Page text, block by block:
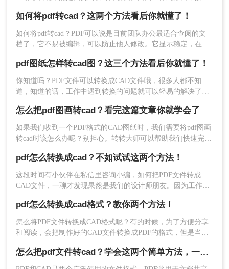
PDF文件。
始转换哦，如果转换的文件较多，可以选择添加文
件夹，批量将文件添加进去。
进行修改，那就需要把PDF转成CAD再进行相应的操作才行。
那么怎么将pdf转换成cad呢，下面就来分享给大家两个简单转
换的方法吧~
如何将pdf转cad？这两个方法看后你就懂了！
如何将pdf转cad？PDF可以说是目前团队办公最适合查阅的文
档了，它不易被编辑，可以防止他人修改。它显示稳定，在多
阅。有时候我们收到CAD图纸的PDF文档，查阅后想转换回去
进行修改，怎么办呢？有没有什么办法可以将PDF转成CAD
呢？今天教大家两个方法！
pdf图纸怎样转cad图？这三个方法看后你就懂了！
你知道吗？PDF文件可以转换成CAD文件哦，很多人都不知
道，知道的话，工作中遇到转换的问题就可以轻易的解决了，
还不知道的话，那么就要收藏一下了，因为很有可能你以后会
用到，下面就来分享pdf转cad的操作方法。
怎么把pdf图画转cad？看完这篇文章你就学会了
如果我们收到一个PDF格式的CAD图纸时，我们需要将pdf图画
转cad时该怎么办呢？别担心。转转大师可以帮助我们快速完成
呢？下面就来看看吧。
pdf怎么转换成cad？不如试试这两个方法！
这段时间有小伙伴在私信里咨询小编，如何把PDF文件转成
CAD文件，一聊才发现果然是我们的设计师朋友。因为工作的
图纸的内容进行修改，那就需要把PDF转成CAD再进行相应的
操作才行。
pdf怎么转换成cad格式？教你两个方法！
怎么将PDF文件转换成CAD格式呢？有的时候，为了方便分享
和阅读，会把制作好的CAD文件转换成PDF的格式，但是当我
别担心，小编立马给大家整理了一份#other#的操作文档，一起
来学习吧。
怎么把pdf文件转cad？学会这两个简单方法，一键完成转换